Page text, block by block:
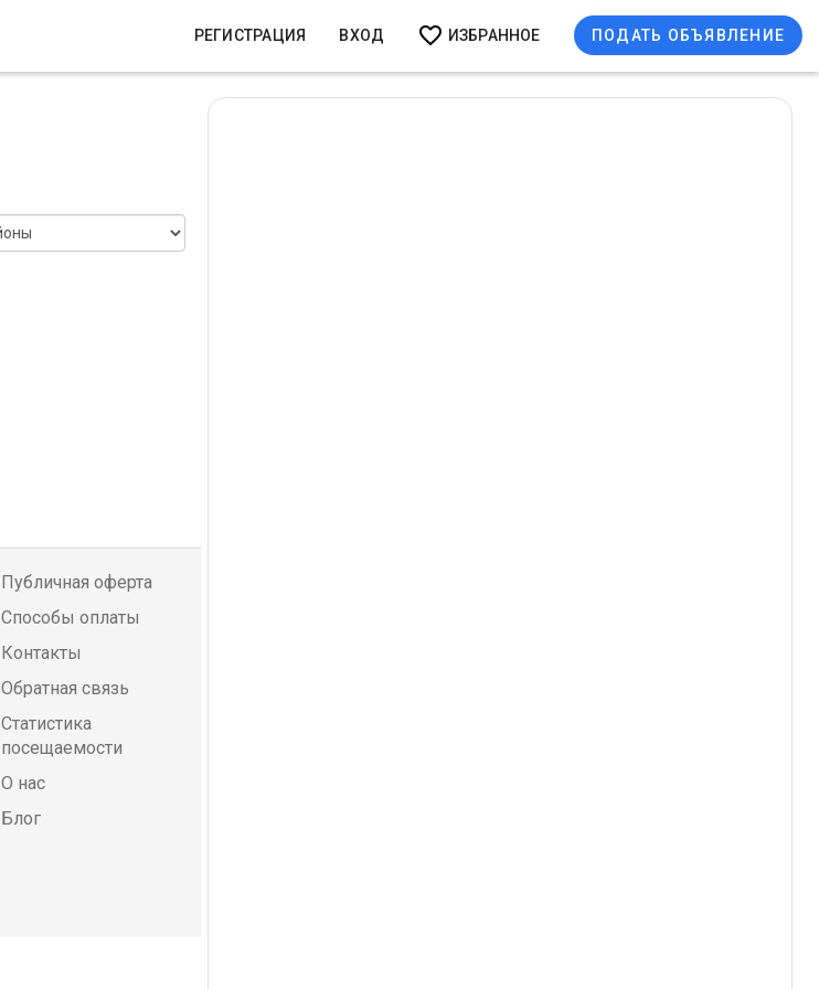
РЕГИСТРАЦИЯ ВХОД ИЗБРАННОЕ ПОДАТЬ ОБЪЯВЛЕНИЕ
Публичная оферта
Способы оплаты
Контакты
Обратная связь
Статистика
посещаемости
О нас
Блог